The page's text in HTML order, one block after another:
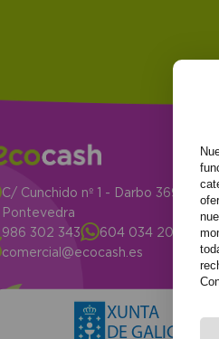
C/ Cunchido nº 1 - Darbo 36940
Pontevedra
986 302 343
604 034 204
comercial@ecocash.es
XUNTA
DE GALICIA